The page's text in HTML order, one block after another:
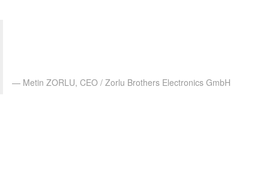
Metin ZORLU, CEO / Zorlu Brothers Electronics GmbH